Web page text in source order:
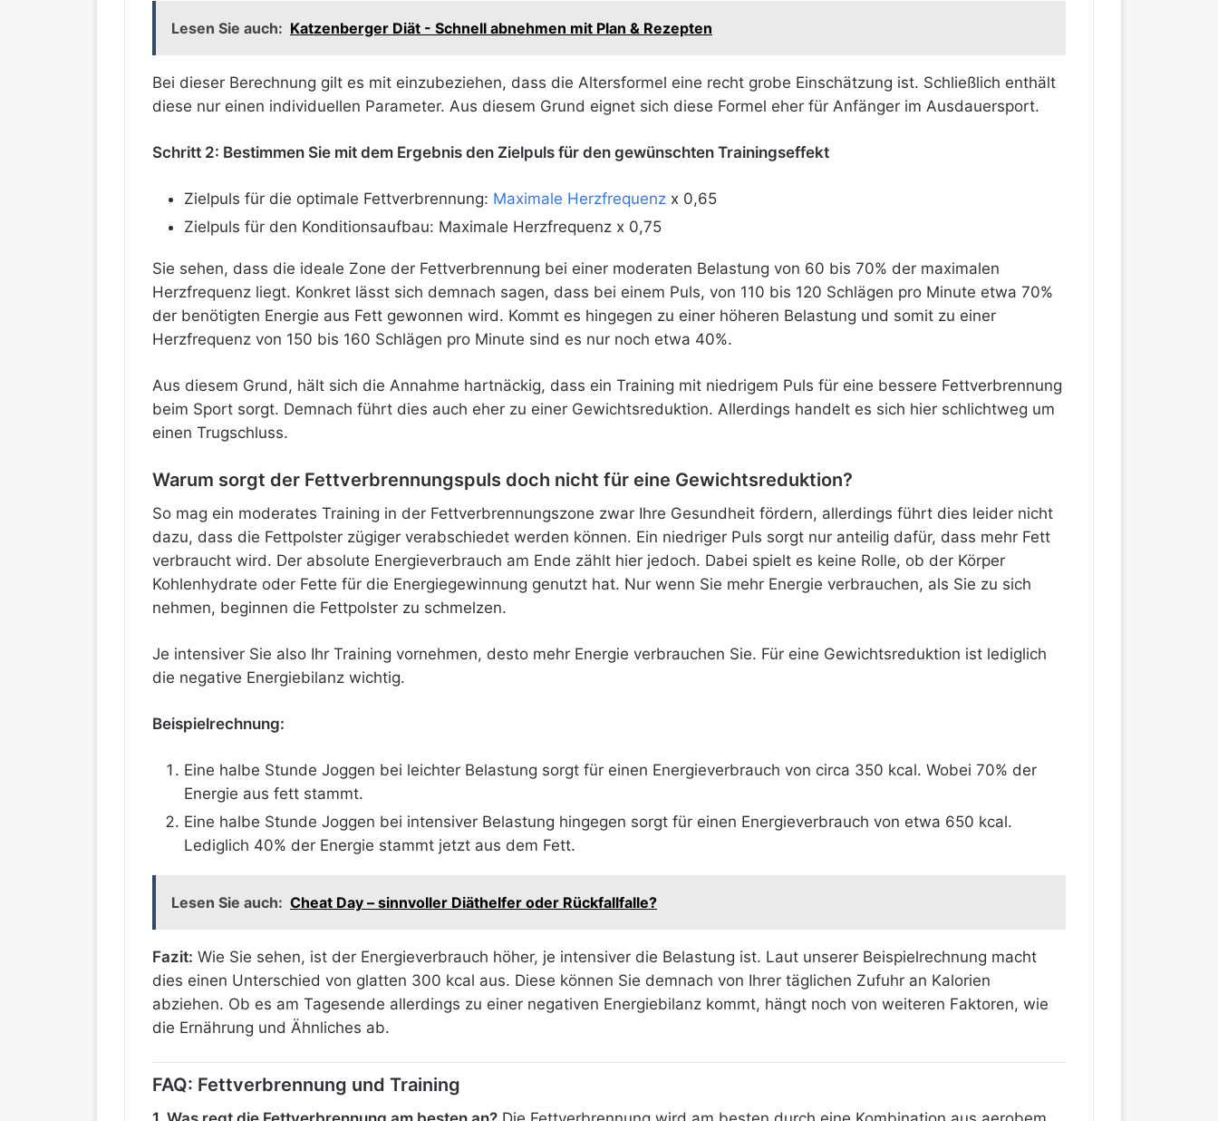
Lesen Sie auch: Katzenberger Diät - Schnell abnehmen mit Plan & Rezepten
Bei dieser Berechnung gilt es mit einzubeziehen, dass die Altersformel eine recht grobe Einschätzung ist. Schließlich enthält
diese nur einen individuellen Parameter. Aus diesem Grund eignet sich diese Formel eher für Anfänger im Ausdauersport.
Schritt 2: Bestimmen Sie mit dem Ergebnis den Zielpuls für den gewünschten Trainingseffekt
Zielpuls für die optimale Fettverbrennung: Maximale Herzfrequenz x 0,65
Zielpuls für den Konditionsaufbau: Maximale Herzfrequenz x 0,75
Sie sehen, dass die ideale Zone der Fettverbrennung bei einer moderaten Belastung von 60 bis 70% der maximalen
Herzfrequenz liegt. Konkret lässt sich demnach sagen, dass bei einem Puls, von 110 bis 120 Schlägen pro Minute etwa 70%
der benötigten Energie aus Fett gewonnen wird. Kommt es hingegen zu einer höheren Belastung und somit zu einer
Herzfrequenz von 150 bis 160 Schlägen pro Minute sind es nur noch etwa 40%.
Aus diesem Grund, hält sich die Annahme hartnäckig, dass ein Training mit niedrigem Puls für eine bessere Fettverbrennung
beim Sport sorgt. Demnach führt dies auch eher zu einer Gewichtsreduktion. Allerdings handelt es sich hier schlichtweg um
einen Trugschluss.
Warum sorgt der Fettverbrennungspuls doch nicht für eine Gewichtsreduktion?
So mag ein moderates Training in der Fettverbrennungszone zwar Ihre Gesundheit fördern, allerdings führt dies leider nicht
dazu, dass die Fettpolster zügiger verabschiedet werden können. Ein niedriger Puls sorgt nur anteilig dafür, dass mehr Fett
verbraucht wird. Der absolute Energieverbrauch am Ende zählt hier jedoch. Dabei spielt es keine Rolle, ob der Körper
Kohlenhydrate oder Fette für die Energiegewinnung genutzt hat. Nur wenn Sie mehr Energie verbrauchen, als Sie zu sich
nehmen, beginnen die Fettpolster zu schmelzen.
Je intensiver Sie also Ihr Training vornehmen, desto mehr Energie verbrauchen Sie. Für eine Gewichtsreduktion ist lediglich
die negative Energiebilanz wichtig.
Beispielrechnung:
Eine halbe Stunde Joggen bei leichter Belastung sorgt für einen Energieverbrauch von circa 350 kcal. Wobei 70% der
Energie aus fett stammt.
Eine halbe Stunde Joggen bei intensiver Belastung hingegen sorgt für einen Energieverbrauch von etwa 650 kcal.
Lediglich 40% der Energie stammt jetzt aus dem Fett.
Lesen Sie auch: Cheat Day – sinnvoller Diäthelfer oder Rückfallfalle?
Fazit: Wie Sie sehen, ist der Energieverbrauch höher, je intensiver die Belastung ist. Laut unserer Beispielrechnung macht
dies einen Unterschied von glatten 300 kcal aus. Diese können Sie demnach von Ihrer täglichen Zufuhr an Kalorien
abziehen. Ob es am Tagesende allerdings zu einer negativen Energiebilanz kommt, hängt noch von weiteren Faktoren, wie
die Ernährung und Ähnliches ab.
FAQ: Fettverbrennung und Training